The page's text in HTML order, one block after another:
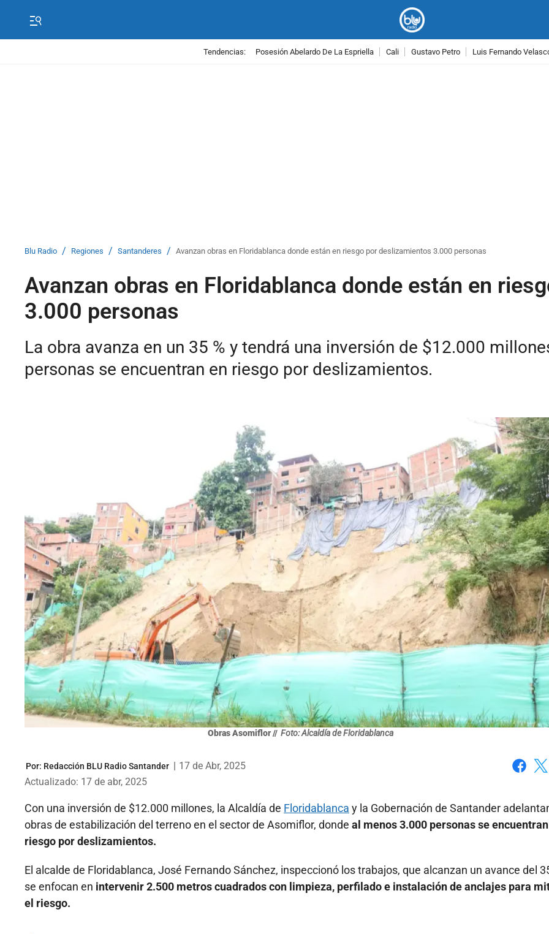
Tendencias: Posesión Abelardo De La Espriella Cali Gustavo Petro Luis Fernando
Blu Radio / Regiones / Santanderes / Avanzan obras en Floridablanca donde están en riesgo por deslizamientos 3.000 personas
Avanzan obras en Floridablanca donde están en
3.000 personas
La obra avanza en un 35 % y tendrá una inversión de $12.000
personas se encuentran en riesgo por deslizamientos.
Obras Asomiflor // Foto: Alcaldía de Floridablanca
Por: Redacción BLU Radio Santander | 17 de Abr, 2025
Actualizado: 17 de abr, 2025
Con una inversión de $12.000 millones, la Alcaldía de Floridablanca y la Gobernación de Santander
obras de estabilización del terreno en el sector de Asomiflor, donde al menos 3.000 personas se
riesgo por deslizamientos.
El alcalde de Floridablanca, José Fernando Sánchez, inspeccionó los trabajos, que alcanzan un avance del
se enfocan en intervenir 2.500 metros cuadrados con limpieza, perfilado e instalación de anclajes para
el riesgo.